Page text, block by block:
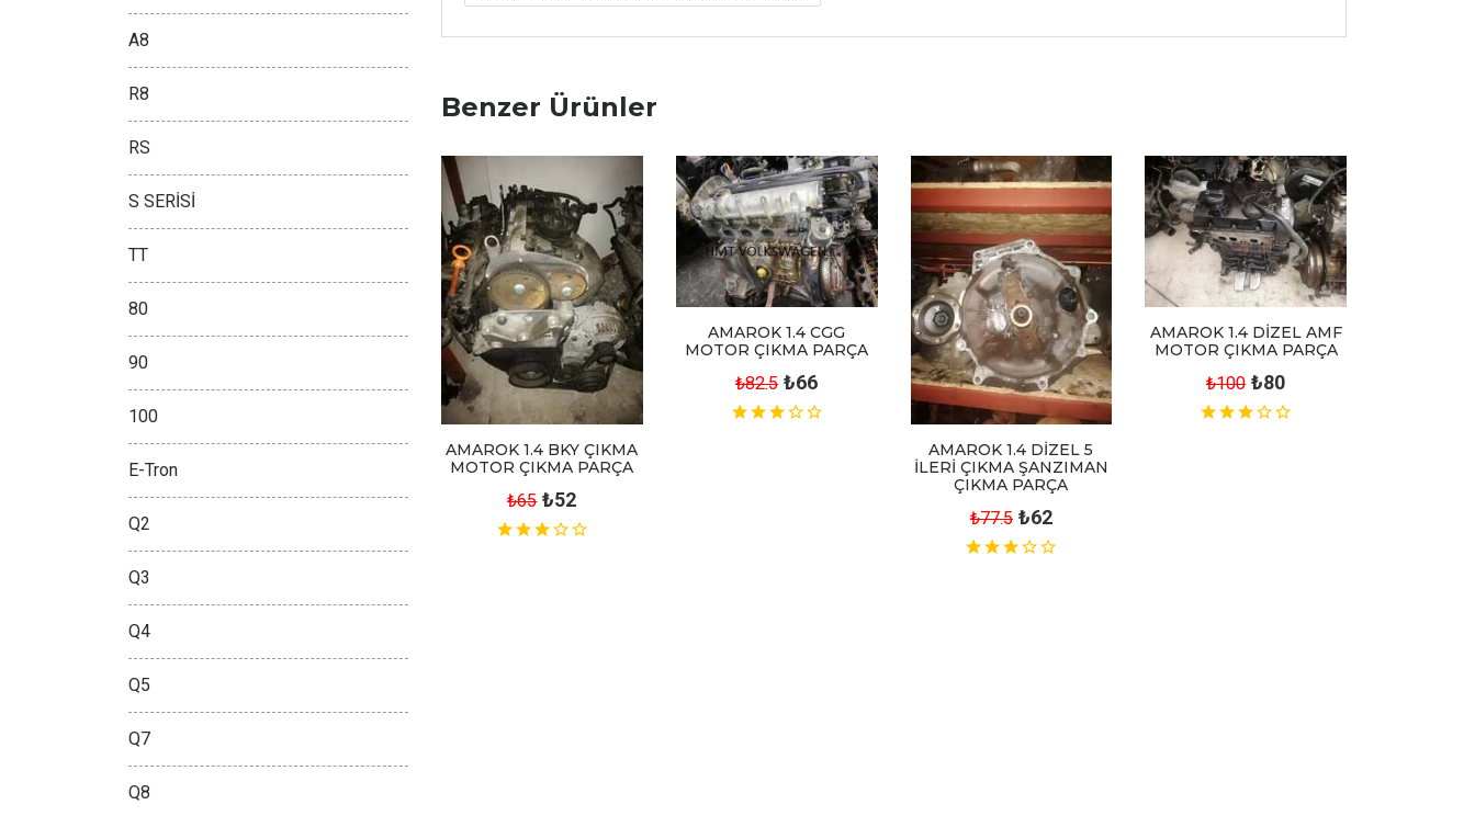
Benzer Ürünler
AMAROK 1.4 BKY ÇIKMA
MOTOR ÇIKMA PARÇA
₺65 ₺52
AMAROK 1.4 CGG
MOTOR ÇIKMA PARÇA
₺82.5 ₺66
AMAROK 1.4 DİZEL 5
İLERİ ÇIKMA ŞANZIMAN
ÇIKMA PARÇA
₺77.5 ₺62
AMAROK 1.4 DİZEL AMF
MOTOR ÇIKMA PARÇA
₺100 ₺80
A8
R8
RS
S SERİSİ
TT
80
90
100
E-Tron
Q2
Q3
Q4
Q5
Q7
Q8